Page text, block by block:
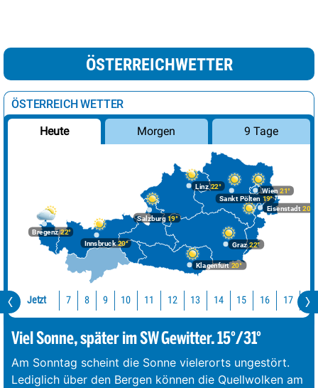
ÖSTERREICHWETTER
ÖSTERREICH WETTER
Heute Morgen 9 Tage
Bregenz22°
Graz22°
Innsbruck20°
Klagenfurt 20°
Linz22°
Salzburg19°
Wien 21°
Eisenstadt 20°
Sankt Pölten 19°
Jetzt 7 8 9 10 11 12 13 14 15 16 17 18
Viel Sonne, später im SW Gewitter. 15°/31°
Am Sonntag scheint die Sonne vielerorts ungestört.
Lediglich über den Bergen können die Quellwolken am